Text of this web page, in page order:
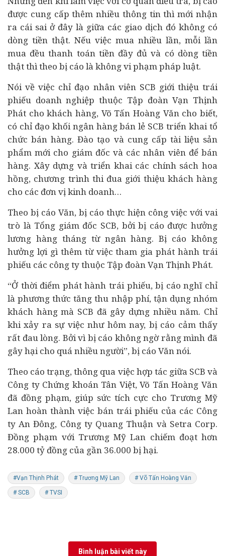
được cung cấp thêm nhiều thông tin thì mới nhận
ra cái sai ở đây là giữa các giao dịch đó không có
dòng tiền thật. Nếu việc mua nhiều lần, mỗi lần
mua đều thanh toán tiền đầy đủ và có dòng tiền
thật thì theo bị cáo là không vi phạm pháp luật.
Nói về việc chỉ đạo nhân viên SCB giới thiệu trái
phiếu doanh nghiệp thuộc Tập đoàn Vạn Thịnh
Phát cho khách hàng, Võ Tấn Hoàng Văn cho biết,
có chỉ đạo khối ngân hàng bán lẻ SCB triển khai tổ
chức bán hàng. Đào tạo và cung cấp tài liệu sản
phẩm mới cho giám đốc và các nhân viên để bán
hàng. Xây dựng và triển khai các chính sách hoa
hồng, chương trình thi đua giới thiệu khách hàng
cho các đơn vị kinh doanh…
Theo bị cáo Văn, bị cáo thực hiện công việc với vai
trò là Tổng giám đốc SCB, bởi bị cáo được hưởng
lương hàng tháng từ ngân hàng. Bị cáo không
hưởng lợi gì thêm từ việc tham gia phát hành trái
phiếu các công ty thuộc Tập đoàn Vạn Thịnh Phát.
“Ở thời điểm phát hành trái phiếu, bị cáo nghĩ chỉ
là phương thức tăng thu nhập phí, tận dụng nhóm
khách hàng mà SCB đã gây dựng nhiều năm. Chỉ
khi xảy ra sự việc như hôm nay, bị cáo cảm thấy
rất đau lòng. Bởi vì bị cáo không ngờ rằng mình đã
gây hại cho quá nhiều người”, bị cáo Văn nói.
Theo cáo trạng, thông qua việc hợp tác giữa SCB và
Công ty Chứng khoán Tân Việt, Võ Tấn Hoàng Văn
đã đồng phạm, giúp sức tích cực cho Trương Mỹ
Lan hoàn thành việc bán trái phiếu của các Công
ty An Đông, Công ty Quang Thuận và Setra Corp.
Đồng phạm với Trương Mỹ Lan chiếm đoạt hơn
28.000 tỷ đồng của gần 36.000 bị hại.
#Vạn Thịnh Phát # Trương Mỹ Lan # Võ Tấn Hoàng Văn
# SCB # TVSI
Bình luận bài viết này